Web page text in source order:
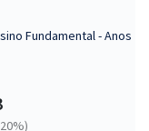
Fundamental - Anos